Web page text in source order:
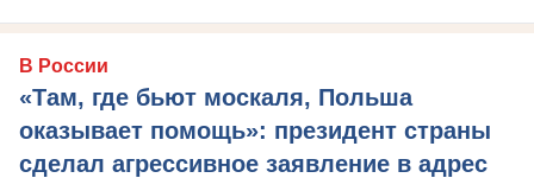
В России
«Там, где бьют москаля, Польша
оказывает помощь»: президент страны
сделал агрессивное заявление в адрес